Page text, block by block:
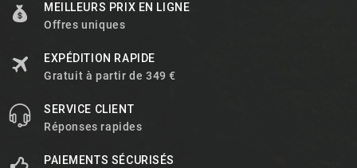
MEILLEURS PRIX EN LIGNE
Offres uniques
EXPÉDITION RAPIDE
Gratuit à partir de 349 €
SERVICE CLIENT
Réponses rapides
PAIEMENTS SÉCURISÉS